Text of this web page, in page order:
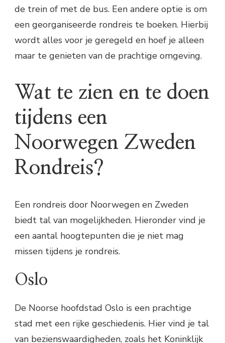
de trein of met de bus. Een andere optie is om
een georganiseerde rondreis te boeken. Hierbij
wordt alles voor je geregeld en hoef je alleen
maar te genieten van de prachtige omgeving.
Wat te zien en te doen
tijdens een
Noorwegen Zweden
Rondreis?
Een rondreis door Noorwegen en Zweden
biedt tal van mogelijkheden. Hieronder vind je
een aantal hoogtepunten die je niet mag
missen tijdens je rondreis.
Oslo
De Noorse hoofdstad Oslo is een prachtige
stad met een rijke geschiedenis. Hier vind je tal
van bezienswaardigheden, zoals het Koninklijk